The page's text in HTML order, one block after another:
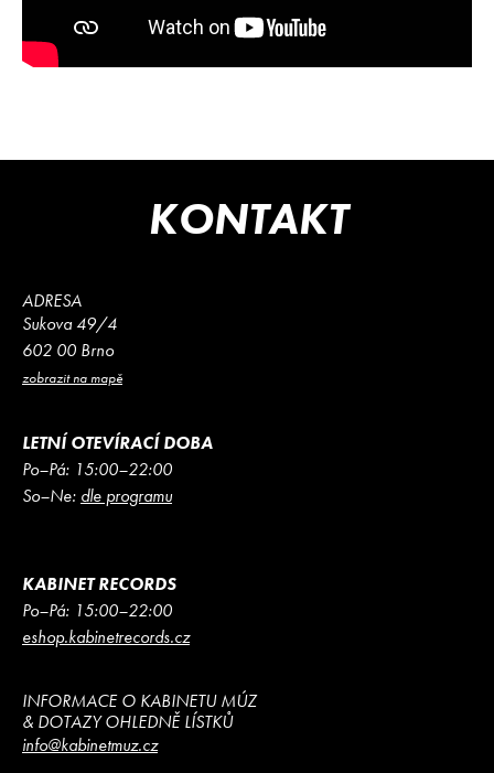
KONTAKT
ADRESA
Sukova 49/4
602 00 Brno
zobrazit na mapě
LETNÍ OTEVÍRACÍ DOBA
Po–Pá: 15:00–22:00
So–Ne: dle programu
KABINET RECORDS
Po–Pá: 15:00–22:00
eshop.kabinetrecords.cz
INFORMACE O KABINETU MÚZ
& DOTAZY OHLEDNĚ LÍSTKŮ
info@kabinetmuz.cz